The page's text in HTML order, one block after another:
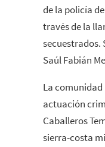
de la policía
través de la
secuestrados.
Saúl Fabián
La
actuación
Caballeros
sierra-costa